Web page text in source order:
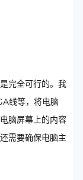
完全可行的。我
线等，将电脑
脑屏幕上的内容
需要确保电脑主